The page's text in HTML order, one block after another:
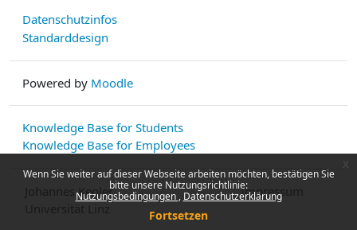
Wenn Sie weiter auf dieser Webseite arbeiten möchten, bestätigen Sie
bitte unsere Nutzungsrichtlinie:
Nutzungsbedingungen Datenschutzerklärung
Fortsetzen
Datenschutzinfos
Standarddesign
Powered by Moodle
Knowledge Base for Students
Knowledge Base for Employees
Johannes Kepler
Impressum